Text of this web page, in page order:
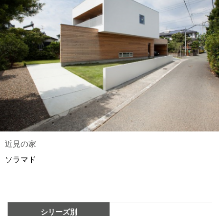
近見の家
ソラマド
シリーズ別